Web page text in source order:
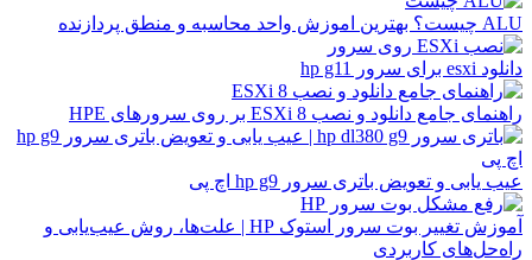
ALU چیست؟ بهترین اموزش واحد محاسبه و منطق پردازنده
دانلود esxi برای سرور hp g11
راهنمای جامع دانلود و نصب ESXi 8 بر روی سرورهای HPE
عیب یابی و تعویض باتری سرور hp g9 اچ پی
آموزش تغییر بوت سرور استوک HP | علت‌ها، روش عیب‌یابی و
راه‌حل‌های کاربردی